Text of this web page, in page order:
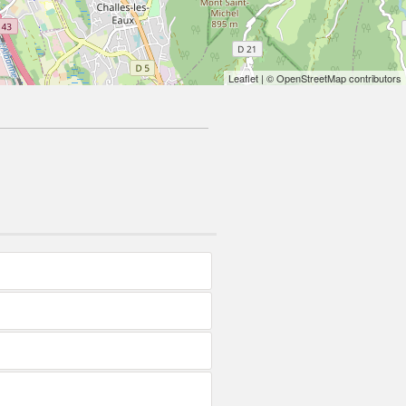
Leaflet | © OpenStreetMap contributors